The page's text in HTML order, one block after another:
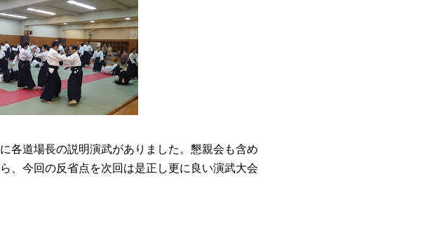
各道場長の説明演武がありました。懇親会も含め
、今回の反省点を次回は是正し更に良い演武大会